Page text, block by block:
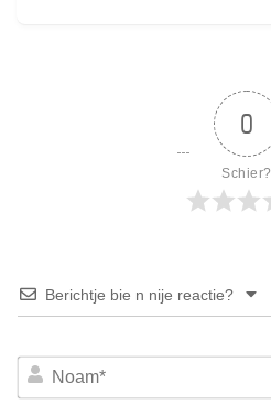
0
Schier?
Berichtje bie n nije reactie?